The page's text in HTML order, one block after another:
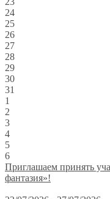
24
25
26
27
28
29
30
31
1
2
3
4
5
6
Приглашаем принять
фантазия»!